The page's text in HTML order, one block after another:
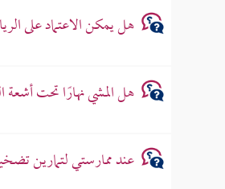
هل يمكن الاعتماد على
هل المشي نهارًا تحت
عند ممارستي لتمارين